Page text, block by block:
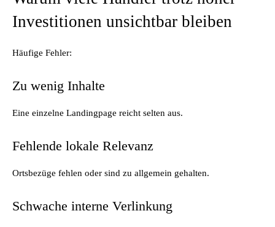
Investitionen unsichtbar bleiben
Häufige Fehler:
Zu wenig Inhalte
Eine einzelne Landingpage reicht selten aus.
Fehlende lokale Relevanz
Ortsbezüge fehlen oder sind zu allgemein gehalten.
Schwache interne Verlinkung